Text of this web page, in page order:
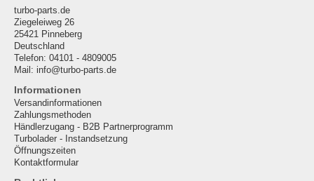
turbo-parts.de
Ziegeleiweg 26
25421 Pinneberg
Deutschland
Telefon: 04101 - 4809005
Mail: info@turbo-parts.de
Informationen
Versandinformationen
Zahlungsmethoden
Händlerzugang - B2B Partnerprogramm
Turbolader - Instandsetzung
Öffnungszeiten
Kontaktformular